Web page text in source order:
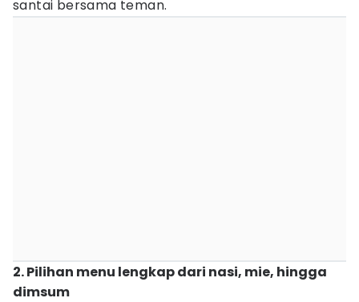
santai bersama teman.
2. Pilihan menu lengkap dari nasi, mie, hingga
dimsum